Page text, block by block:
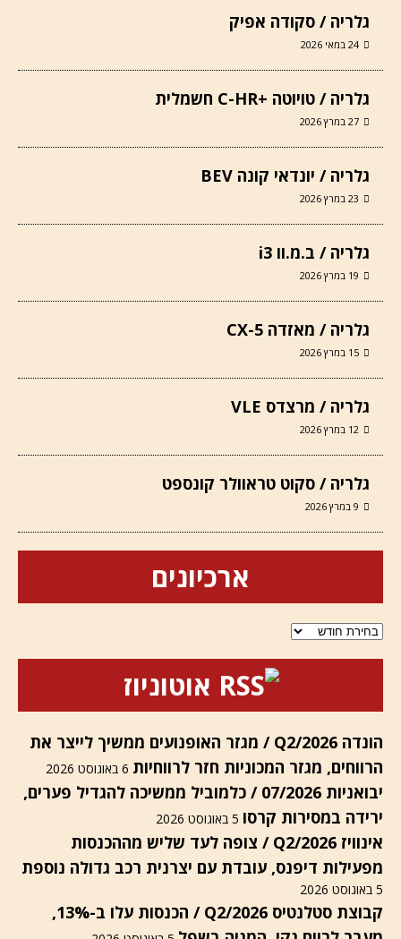
גלריה / סקודה אפיק
24 במאי 2026
גלריה / טויוטה +C-HR חשמלית
27 במרץ 2026
גלריה / יונדאי קונה BEV
23 במרץ 2026
גלריה / ב.מ.וו i3
19 במרץ 2026
גלריה / מאזדה CX-5
15 במרץ 2026
גלריה / מרצדס VLE
12 במרץ 2026
גלריה / סקוט טראוולר קונספט
9 במרץ 2026
ארכיונים
ארכיונים
אוטוניוז
הונדה Q2/2026 / מגזר האופנועים ממשיך לייצר את
הרווחים, מגזר המכוניות חזר לרווחיות 6 באוגוסט 2026
יבואניות 07/2026 / כלמוביל ממשיכה להגדיל פערים,
ירידה במסירות קרסו 5 באוגוסט 2026
אינוויז Q2/2026 / צופה לעד שליש מההכנסות
מפעילות דיפנס, עובדת עם יצרנית רכב גדולה נוספת
5 באוגוסט 2026
קבוצת סטלנטיס Q2/2026 / הכנסות עלו ב-13%,